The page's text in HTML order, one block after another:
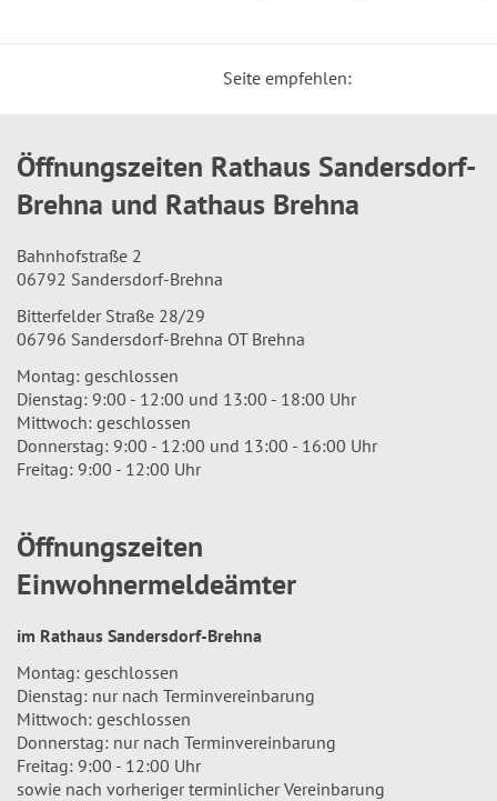
Seite empfehlen:
Öffnungszeiten Rathaus Sandersdorf-
Brehna und Rathaus Brehna
Bahnhofstraße 2
06792 Sandersdorf-Brehna
Bitterfelder Straße 28/29
06796 Sandersdorf-Brehna OT Brehna
Montag: geschlossen
Dienstag: 9:00 - 12:00 und 13:00 - 18:00 Uhr
Mittwoch: geschlossen
Donnerstag: 9:00 - 12:00 und 13:00 - 16:00 Uhr
Freitag: 9:00 - 12:00 Uhr
Öffnungszeiten
Einwohnermeldeämter
im Rathaus Sandersdorf-Brehna
Montag: geschlossen
Dienstag: nur nach Terminvereinbarung
Mittwoch: geschlossen
Donnerstag: nur nach Terminvereinbarung
Freitag: 9:00 - 12:00 Uhr
sowie nach vorheriger terminlicher Vereinbarung